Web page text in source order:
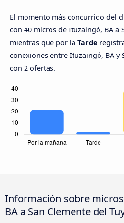
El momento más concurrido del
con 40 micros de Ituzaingó, BA a
mientras que por la Tarde
conexiones entre Ituzaingó, BA y
con 2 ofertas.
Información sobre
BA a San Clemente del